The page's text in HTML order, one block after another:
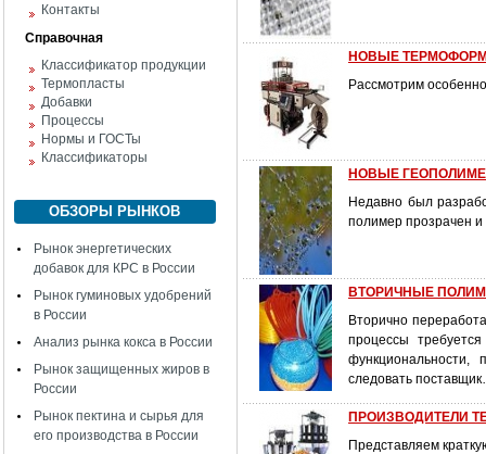
Контакты
Справочная
Классификатор продукции
Термопласты
Добавки
Процессы
Нормы и ГОСТы
Классификаторы
ОБЗОРЫ РЫНКОВ
Рынок энергетических
добавок для КРС в России
Рынок гуминовых удобрений
в России
Анализ рынка кокса в России
Рынок защищенных жиров в
России
Рынок пектина и сырья для
его производства в России
НОВЫЕ
Рассмотрим
НОВЫЕ
Недавно был
полимер прозрачен
ВТОРИЧНЫЕ
Вторично
процессы
следовать
ПРОИЗВОДИТЕЛИ
Представляем